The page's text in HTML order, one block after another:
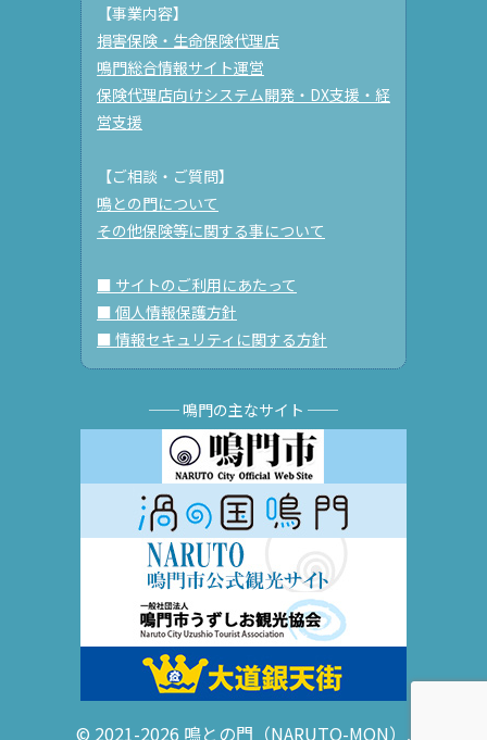
【事業内容】
損害保険・生命保険代理店
鳴門総合情報サイト運営
保険代理店向けシステム開発・DX支援・経
営支援
【ご相談・ご質問】
鳴との門について
その他保険等に関する事について
■ サイトのご利用にあたって
■ 個人情報保護方針
■ 情報セキュリティに関する方針
── 鳴門の主なサイト ──
© 2021-2026 鳴との門（NARUTO-MON）.